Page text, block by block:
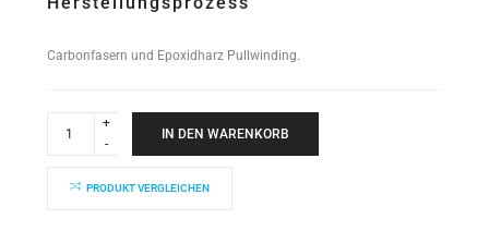
Carbonfasern und Epoxidharz Pullwinding.
Performance
quantity
IN DEN WARENKORB
PRODUKT VERGLEICHEN